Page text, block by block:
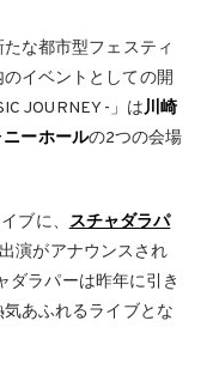
な都市型フェスティ
のイベントとしての開
JOURNEY -」は川崎
ニーホールの2つの会場
ブに、 スチャダラパ
演がアナウンスされ
ダラパーは昨年に引き
あふれるライブとな